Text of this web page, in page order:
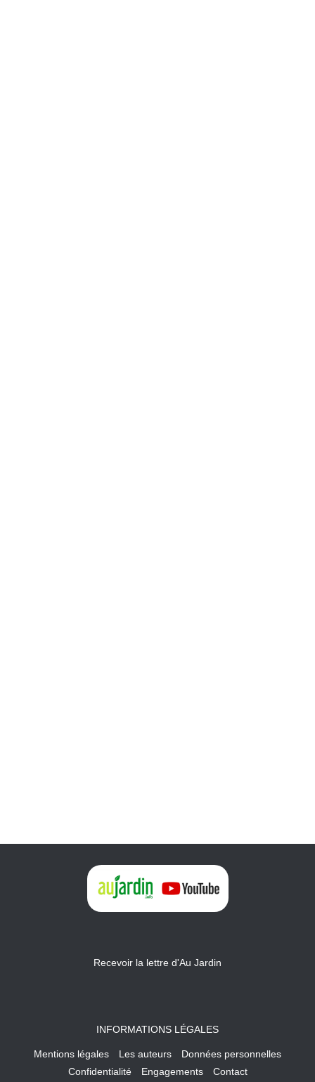
Recevoir la lettre d'Au Jardin
INFORMATIONS LÉGALES
Mentions légales Les auteurs
Données personnelles
Confidentialité
Engagements Contact